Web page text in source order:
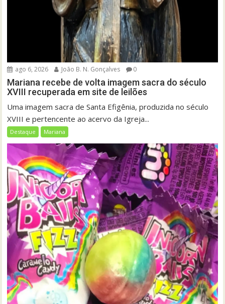
ago 6, 2026 João B. N. Gonçalves 0
Mariana recebe de volta imagem sacra do século
XVIII recuperada em site de leilões
Uma imagem sacra de Santa Efigênia, produzida no século
XVIII e pertencente ao acervo da Igreja...
Destaque Mariana